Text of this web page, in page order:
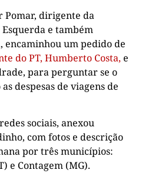
Pomar, dirigente da
e também
encaminhou um pedido de
do PT, Humberto Costa, e
para perguntar se o
despesas de viagens de
sociais, anexou
com fotos e descrição
por três municípios:
e Contagem (MG).